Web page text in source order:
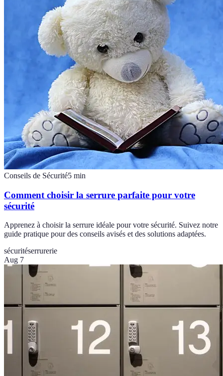
Conseils de Sécurité5 min
Comment choisir la serrure parfaite pour votre
sécurité
Apprenez à choisir la serrure idéale pour votre sécurité. Suivez notre
guide pratique pour des conseils avisés et des solutions adaptées.
sécuritéserrurerie
Aug 7